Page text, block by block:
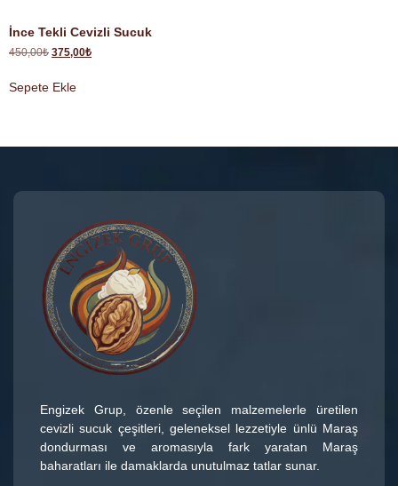
İnce Tekli Cevizli Sucuk
450,00₺ 375,00₺
Sepete Ekle
Engizek Grup, özenle seçilen malzemelerle üretilen
cevizli sucuk çeşitleri, geleneksel lezzetiyle ünlü Maraş
dondurması ve aromasıyla fark yaratan Maraş
baharatları ile damaklarda unutulmaz tatlar sunar.